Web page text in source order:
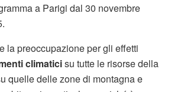
a Parigi dal 30 novembre
la preoccupazione per gli effetti
climaticisu tutte le risorse della
quelle delle zone di montagna e